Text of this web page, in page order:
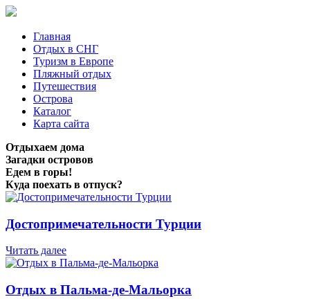
Главная
Отдых в СНГ
Туризм в Европе
Пляжный отдых
Путешествия
Острова
Каталог
Карта сайта
Отдыхаем дома
Загадки островов
Едем в горы!
Куда поехать в отпуск?
Достопримечательности Турции
Читать далее
Отдых в Пальма-де-Мальорка